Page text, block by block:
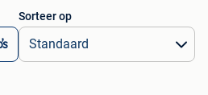
Sorteer op